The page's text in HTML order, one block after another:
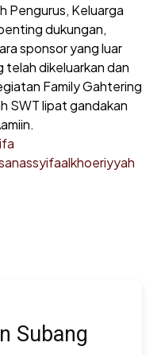
Pengurus, Keluarga
dukungan,
sponsor yang luar
dikeluarkan dan
Family Gahtering
SWT lipat gandakan
Subang